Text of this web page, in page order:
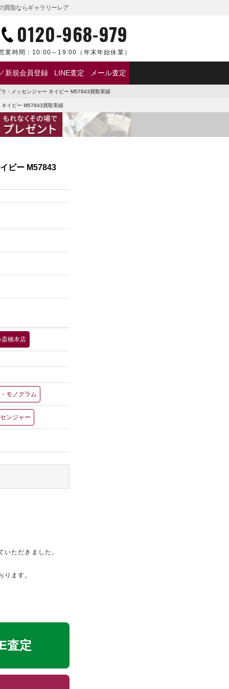
買取ならギャラリーレア
0120-968-979
業時間： 10:00～19:00 （年末年始休業）
新規会員登録 LINE査定 メール査定
・メッセンジャー ネイビー M57843買取実績
ネイビー M57843買取実績
ビー M57843
斎橋本店
モノグラム
ンジャー
ただきました。
ます。
査定